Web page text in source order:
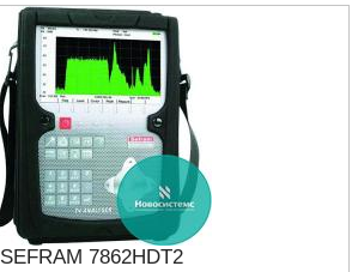
SEFRAM 7862HDT2